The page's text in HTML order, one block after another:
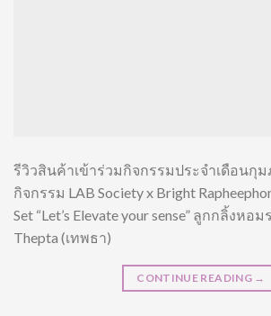
รีวิวสินค้าเข้าร่วมกิจกรรมประจำเดือนกุ
กิจกรรม LAB Society x Bright
Set “Let’s Elevate your sense” ลูกกลิ้งหอ
Thepta (เทพธา)
CONTINUE READING →